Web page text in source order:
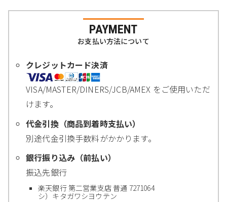
PAYMENT
お支払い方法について
クレジットカード決済
VISA/MASTER/DINERS/JCB/AMEX をご使用いただ
けます。
代金引換（商品到着時支払い）
別途代金引換手数料がかかります。
銀行振り込み（前払い）
振込先銀行
楽天銀行 第二営業支店 普通 7271064
シ）キタガワシヨウテン